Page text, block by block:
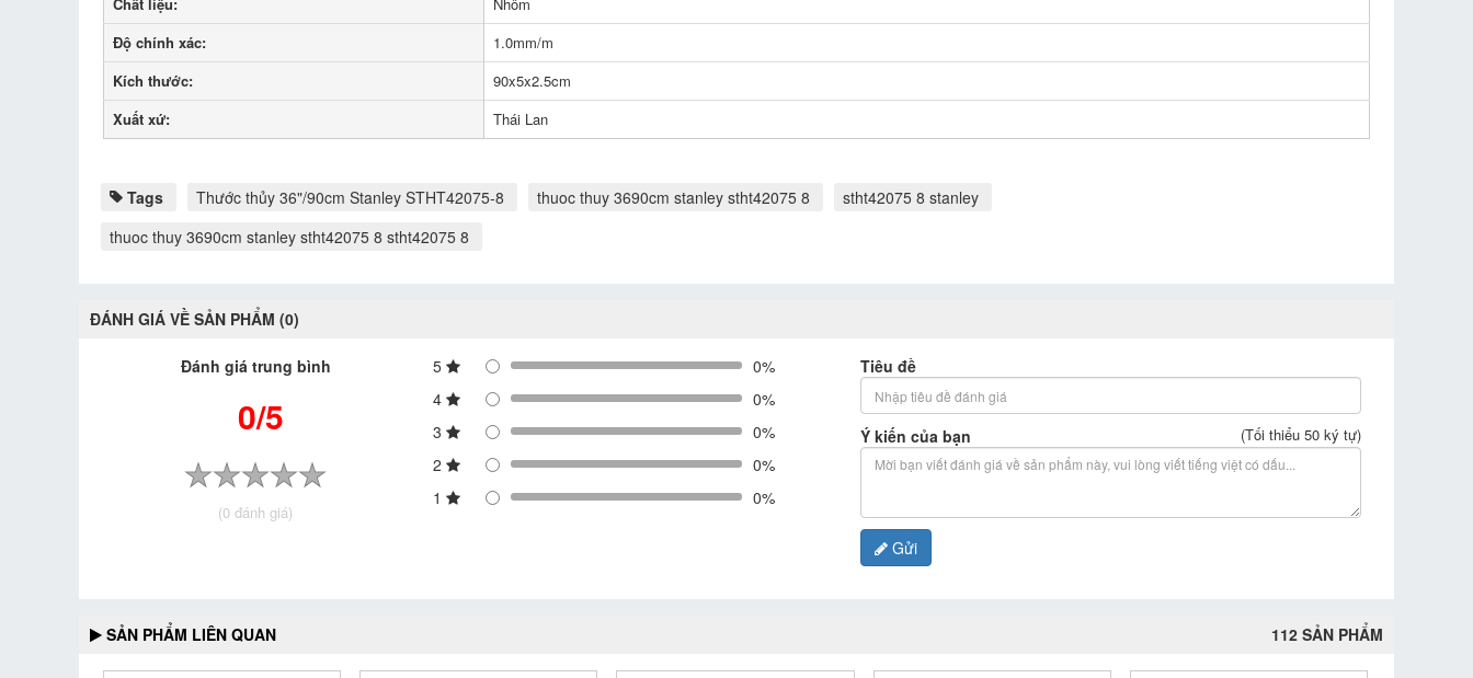
Độ chính xác:
1.0mm/m
Kích thước:
90x5x2.5cm
Xuất xứ:
Thái Lan
Tags Thước thủy 36"/90cm Stanley STHT42075-8 thuoc thuy 3690cm stanley stht42075 8
stht42075 8 stanley
thuoc thuy 3690cm stanley stht42075 8 stht42075 8
ĐÁNH GIÁ VỀ SẢN PHẨM (0)
Đánh giá trung bình
0/5
(0 đánh giá)
5
0%
4
0%
3
0%
2
0%
1
0%
Tiêu đề
Ý kiến của bạn (Tối thiểu 50 ký tự)
Gửi
SẢN PHẨM LIÊN QUAN 112 SẢN PHẨM